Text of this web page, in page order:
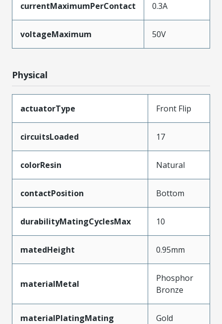
currentMaximumPerContact 0.3A
voltageMaximum 50V
Physical
actuatorType Front Flip
circuitsLoaded 17
colorResin Natural
contactPosition Bottom
durabilityMatingCyclesMax 10
matedHeight 0.95mm
materialMetal
Phosphor
Bronze
materialPlatingMating Gold